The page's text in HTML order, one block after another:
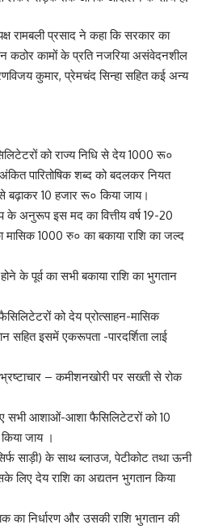
रामबली प्रसाद ने कहा कि सरकार का
कामों के प्रति नजरिया असंवेदनशील
कुमार, प्रेमचंद सिन्हा सहित कई अन्य
को राज्य निधि से देय 1000 रू०
पारितोषिक शब्द को बदलकर नियत
बढ़ाकर 10 हजार रू० किया जाय।
अनुरूप इस मद का वित्तीय वर्ष 19-20
1000 रु० का बकाया राशि का जल्द
के पूर्व का सभी बकाया राशि का भुगतान
को देय प्रोत्साहन-मासिक
सहित इसमें एकरूपता -पारदर्शिता लाई
– कमीशनखोरी पर सख्ती से रोक
सभी आशाओं-आशा फैसिलिटेटरों को 10
जाय ।
साड़ी) के साथ ब्लाउज, पेटीकोट तथा ऊनी
लिए देय राशि का अद्यतन भुगतान किया
का निर्धारण और उसकी राशि भुगतान की